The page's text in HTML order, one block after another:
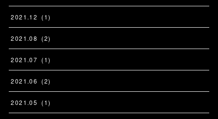
2021 .12 (1)
2021 .08 (2)
2021 .07 (1)
2021 .06 (2)
2021 .05 (1)